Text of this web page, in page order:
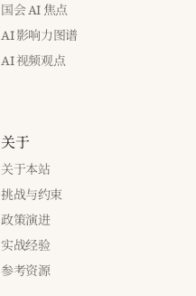
国会 AI 焦点
AI 影响力图谱
AI 视频观点
关于
关于本站
挑战与约束
政策演进
实战经验
参考资源